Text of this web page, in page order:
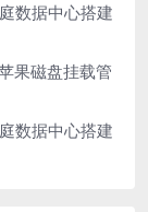
数据中心搭建
果磁盘挂载管
数据中心搭建